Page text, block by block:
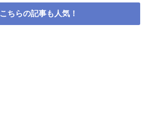
こちらの記事も人気！